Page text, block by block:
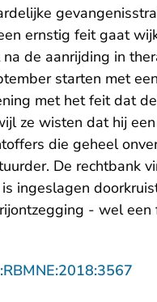
ernstig feit gaat
de aanrijding in
starten met
met het feit dat
ze wisten dat hij
die geheel
De rechtbank
ingeslagen
- wel een